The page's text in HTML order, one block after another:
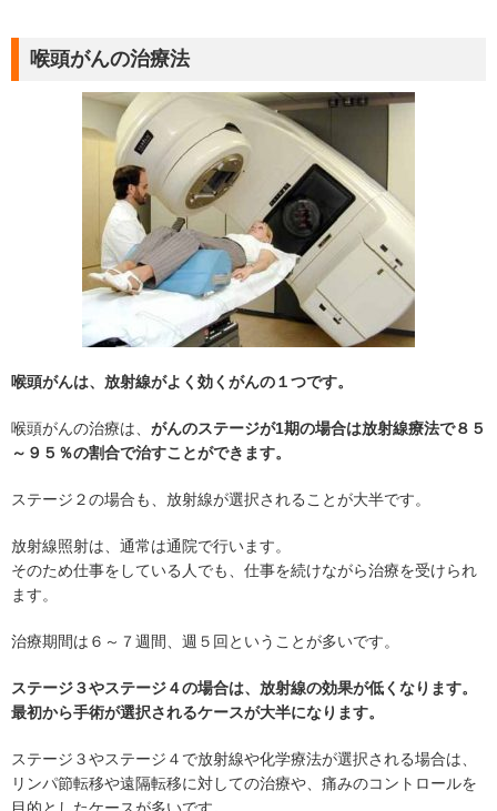
喉頭がんの治療法
喉頭がんは、放射線がよく効くがんの１つです。
喉頭がんの治療は、 がんのステージが1期の場合は放射線療法で８５
～９５％の割合で治すことができます。
ステージ２の場合も、放射線が選択されることが大半です。
放射線照射は、通常は通院で行います。
そのため仕事をしている人でも、仕事を続けながら治療を受けられ
ます。
治療期間は６～７週間、週５回ということが多いです。
ステージ３やステージ４の場合は、放射線の効果が低くなります。
最初から手術が選択されるケースが大半になります。
ステージ３やステージ４で放射線や化学療法が選択される場合は、
リンパ節転移や遠隔転移に対しての治療や、痛みのコントロールを